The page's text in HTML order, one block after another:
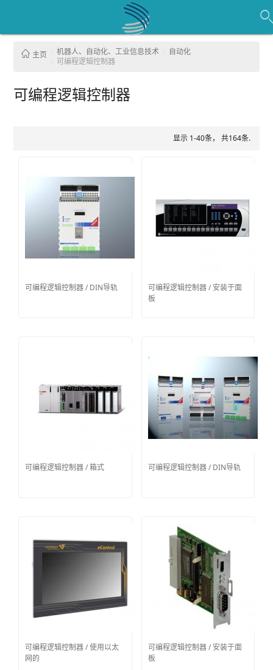
主页 机器人、自动化、工业信息技术
自动化
可编程逻辑控制器
可编程逻辑控制器
显示 1-40条， 共164条.
可编程逻辑控制器 / DIN导轨
可编程逻辑控制器 / 安装于面
板
可编程逻辑控制器 / 箱式 可编程逻辑控制器 / DIN导轨
可编程逻辑控制器 / 使用以太
网的
可编程逻辑控制器 / 安装于面
板